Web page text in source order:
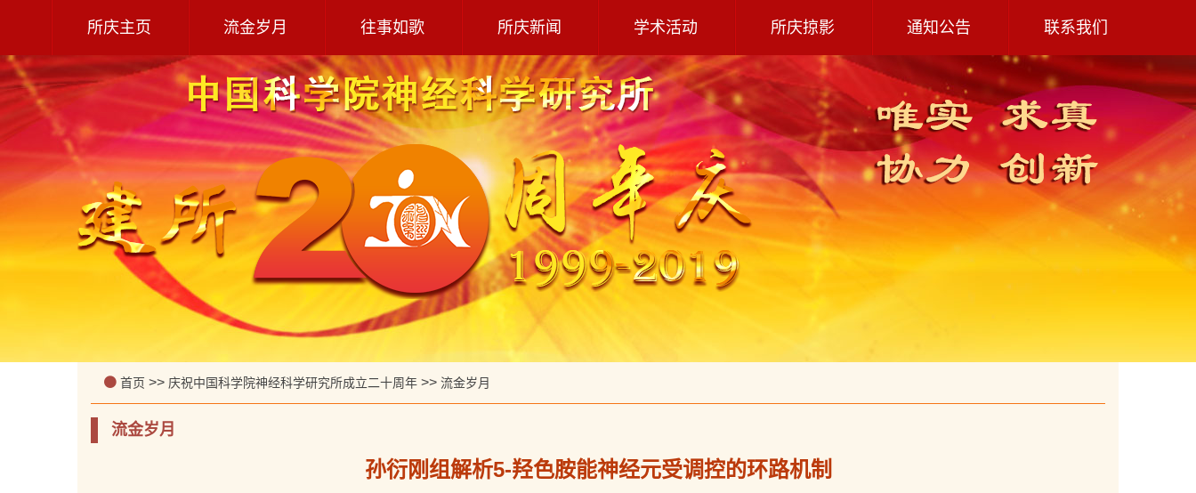
所庆主页 流金岁月 往事如歌 所庆新闻 学术活动 所庆掠影 通知公告 联系我们
首页 >> 庆祝中国科学院神经科学研究所成立二十周年 >> 流金岁月
流金岁月
孙衍刚组解析5-羟色胺能神经元受调控的环路机制